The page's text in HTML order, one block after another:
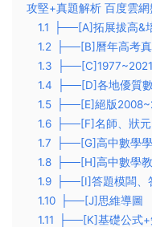
攻堅+真題解析 百度雲
1.1
├──[A]拓展拔高&
1.2
├──[B]曆年高考
1.3
1.4
├──[D]各地優質
1.5
├──[E]絕版
1.6
├──[F]名師、狀
1.7
├──[G]高中數學
1.8
├──[H]高中數學
1.9
├──[I]答題模闆、
1.10
├──[J]思維導圖
1.11
├──[K]基礎公式